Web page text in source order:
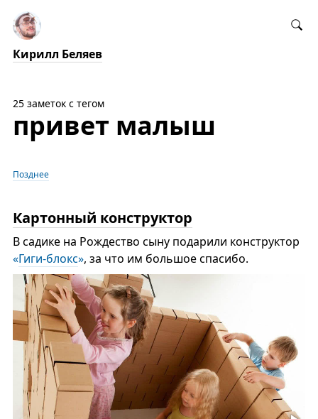
Кирилл Беляев
25 заметок с тегом
привет малыш
Позднее
Картонный конструктор
В садике на Рождество сыну подарили конструктор
«Гиги-блокс», за что им большое спасибо.